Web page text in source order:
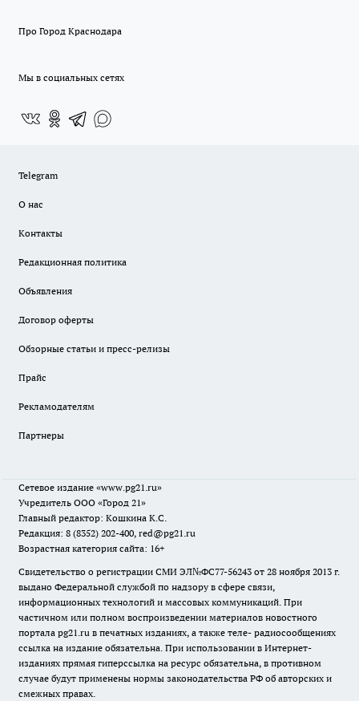
Про Город Краснодара
Мы в социальных сетях
Telegram
О нас
Контакты
Редакционная политика
Объявления
Договор оферты
Обзорные статьи и пресс-релизы
Прайс
Рекламодателям
Партнеры
Сетевое издание «www.pg21.ru»
Учредитель ООО «Город 21»
Главный редактор: Кошкина К.С.
Редакция: 8 (8352) 202-400, red@pg21.ru
Возрастная категория сайта: 16+
Свидетельство о регистрации СМИ ЭЛ№ФС77-56243 от 28 ноября 2013 г.
выдано Федеральной службой по надзору в сфере связи,
информационных технологий и массовых коммуникаций. При
частичном или полном воспроизведении материалов новостного
портала pg21.ru в печатных изданиях, а также теле- радиосообщениях
ссылка на издание обязательна. При использовании в Интернет-
изданиях прямая гиперссылка на ресурс обязательна, в противном
случае будут применены нормы законодательства РФ об авторских и
смежных правах.